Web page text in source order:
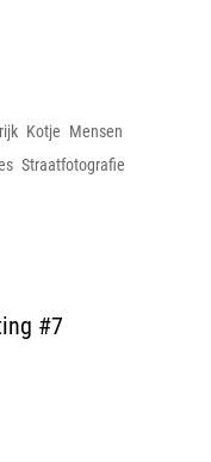
Kotje Mensen
Straatfotografie
#7